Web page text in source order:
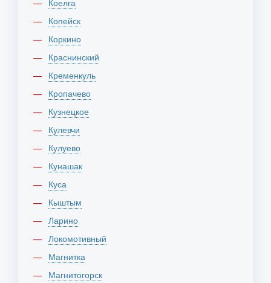
Коелга
Копейск
Коркино
Краснинский
Кременкуль
Кропачево
Кузнецкое
Кулевчи
Кулуево
Кунашак
Куса
Кыштым
Ларино
Локомотивный
Магнитка
Магнитогорск